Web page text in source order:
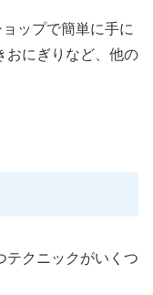
ップで簡単に手に
おにぎりなど、他の
テクニックがいくつ